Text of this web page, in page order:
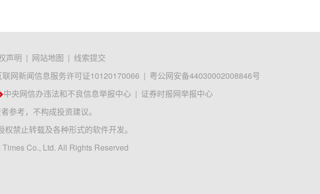
声明 | 网站地图 | 线索提交
联网新闻信息服务许可证10120170066 | 粤公网安备44030002008846号
中央网信办违法和不良信息举报中心 | 证券时报网举报中心
参考，不构成投资建议。
禁止转载及各种形式的软件开发。
Co., Ltd. All Rights Reserved